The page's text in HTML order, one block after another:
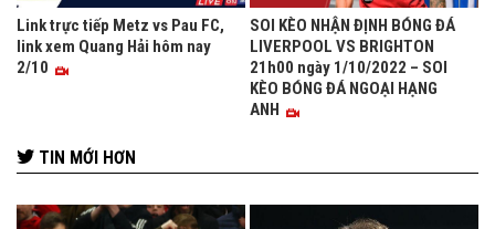
Link trực tiếp Metz vs Pau FC,
link xem Quang Hải hôm nay
2/10
SOI KÈO NHẬN ĐỊNH BÓNG ĐÁ
LIVERPOOL VS BRIGHTON
21h00 ngày 1/10/2022 – SOI
KÈO BÓNG ĐÁ NGOẠI HẠNG
ANH
TIN MỚI HƠN